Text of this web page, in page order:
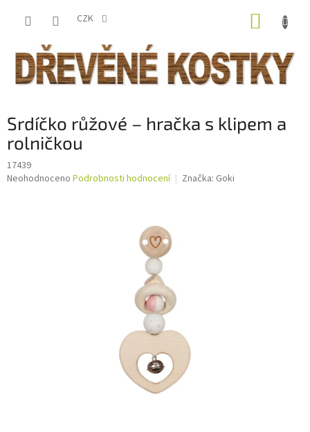
CZK
Srdíčko růžové – hračka s klipem a
rolničkou
17439
Průměrné
Neohodnoceno Podrobnosti hodnocení Značka: Goki